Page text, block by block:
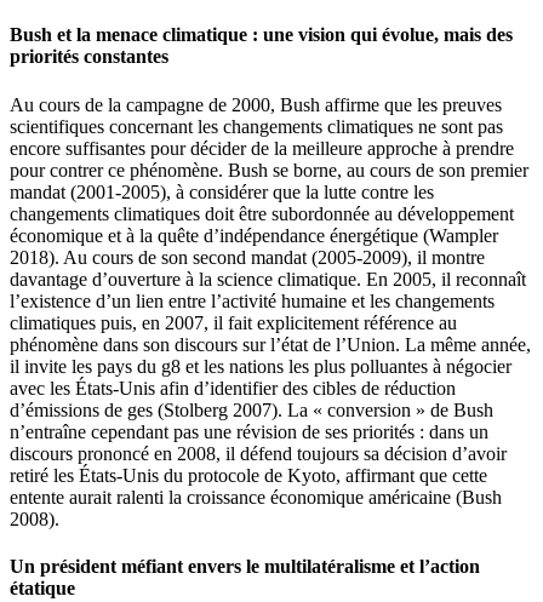
Bush et la menace climatique : une vision qui évolue, mais des
priorités constantes
Au cours de la campagne de 2000, Bush affirme que les preuves
scientifiques concernant les changements climatiques ne sont pas
encore suffisantes pour décider de la meilleure approche à prendre
pour contrer ce phénomène. Bush se borne, au cours de son premier
mandat (2001-2005), à considérer que la lutte contre les
changements climatiques doit être subordonnée au développement
économique et à la quête d’indépendance énergétique (Wampler
2018). Au cours de son second mandat (2005-2009), il montre
davantage d’ouverture à la science climatique. En 2005, il reconnaît
l’existence d’un lien entre l’activité humaine et les changements
climatiques puis, en 2007, il fait explicitement référence au
phénomène dans son discours sur l’état de l’Union. La même année,
il invite les pays du g8 et les nations les plus polluantes à négocier
avec les États-Unis afin d’identifier des cibles de réduction
d’émissions de ges (Stolberg 2007). La « conversion » de Bush
n’entraîne cependant pas une révision de ses priorités : dans un
discours prononcé en 2008, il défend toujours sa décision d’avoir
retiré les États-Unis du protocole de Kyoto, affirmant que cette
entente aurait ralenti la croissance économique américaine (Bush
2008).
Un président méfiant envers le multilatéralisme et l’action
étatique